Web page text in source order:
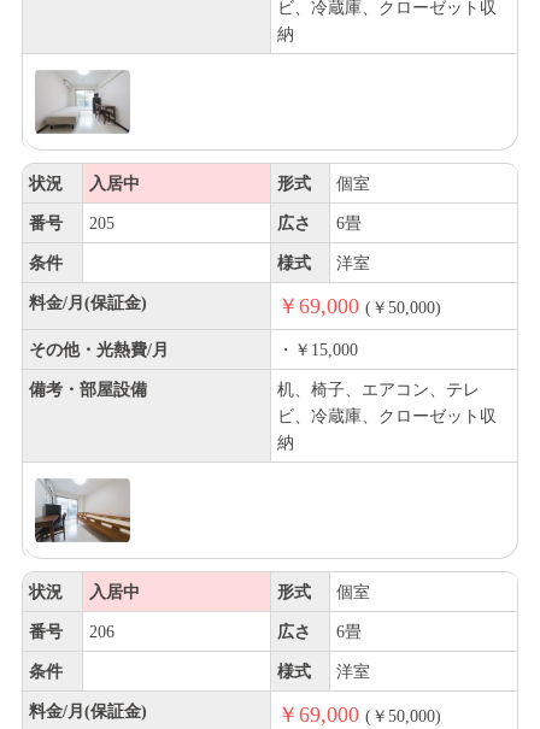
ビ、冷蔵庫、クローゼット収
納
状況 入居中 形式 個室
番号 205 広さ 6畳
条件 様式 洋室
料金/月(保証金) ￥69,000 (￥50,000)
その他・光熱費/月 ・￥15,000
備考・部屋設備
机、椅子、エアコン、テレ
ビ、冷蔵庫、クローゼット収
納
状況 入居中 形式 個室
番号 206 広さ 6畳
条件 様式 洋室
料金/月(保証金) ￥69,000 (￥50,000)